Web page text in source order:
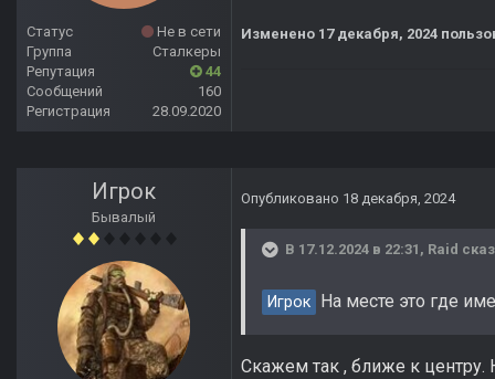
Статус
Не в сети
Группа
Сталкеры
Репутация
44
Сообщений
160
Регистрация
28.09.2020
Изменено 17 декабря, 2024
Игрок
Бывалый
Опубликовано 18 декабря, 2024
В 17.12.2024 в 22:31, Raid
Игрок На месте это где
Скажем так , ближе к центру.